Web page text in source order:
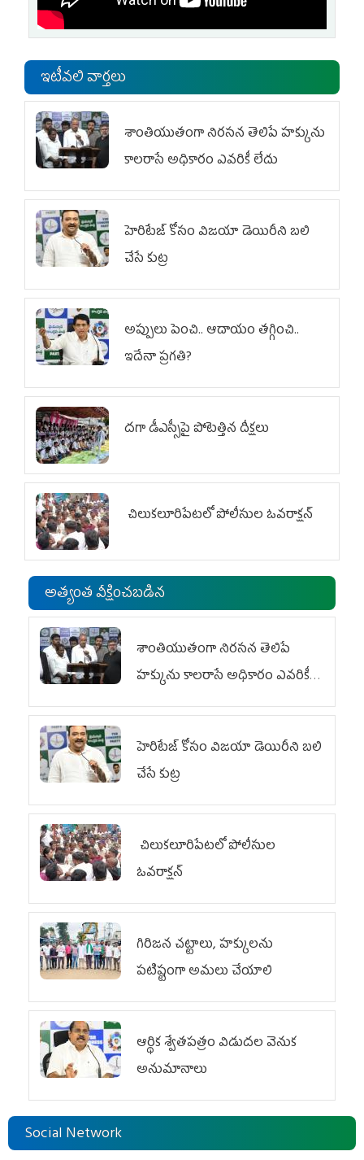
ఇటీవలి వార్తలు
శాంతియుతంగా నిరసన తెలిపే హక్కును
కాలరాసే అధికారం ఎవరికీ లేదు
హెరిటేజ్ కోసం విజయా డెయిరీని బలి
చేసే కుట్ర‌
అప్పులు పెంచి.. ఆదాయం తగ్గించి..
ఇదేనా ప్రగతి?
దగా డీఎస్సీపై పోటెత్తిన దీక్షలు
చిలుక‌లూరిపేట‌లో పోలీసుల ఓవ‌రాక్ష‌న్‌
అత్యంత వీక్షించబడిన
శాంతియుతంగా నిరసన తెలిపే
హక్కును కాలరాసే అధికారం ఎవరికీ
లేదు
హెరిటేజ్ కోసం విజయా డెయిరీని బలి
చేసే కుట్ర‌
చిలుక‌లూరిపేట‌లో పోలీసుల
ఓవ‌రాక్ష‌న్‌
గిరిజన చట్టాలు, హక్కులను
పటిష్టంగా అమలు చేయాలి
ఆర్థిక శ్వేతపత్రం విడుదల వెనుక
అనుమానాలు
Social Network